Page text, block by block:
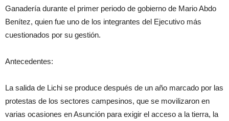
Ganadería durante el primer periodo de gobierno de Mario Abdo
Benítez, quien fue uno de los integrantes del Ejecutivo más
cuestionados por su gestión.
Antecedentes:
La salida de Lichi se produce después de un año marcado por las
protestas de los sectores campesinos, que se movilizaron en
varias ocasiones en Asunción para exigir el acceso a la tierra, la